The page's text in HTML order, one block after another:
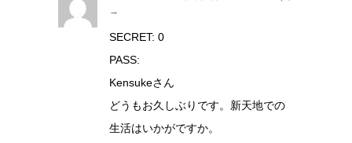
→
SECRET: 0
PASS:
Kensukeさん
どうもお久しぶりです。新天地での
生活はいかがですか。